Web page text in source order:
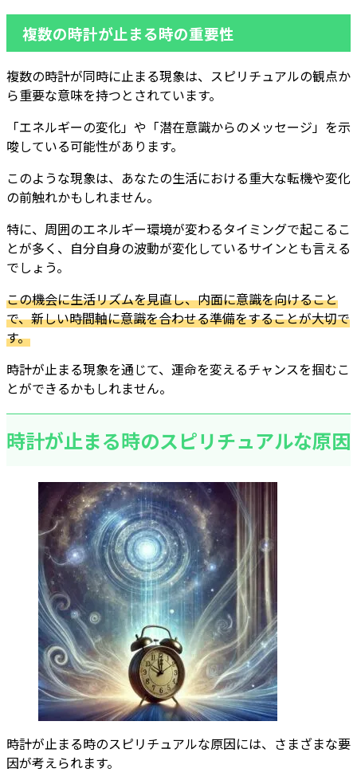
複数の時計が止まる時の重要性
複数の時計が同時に止まる現象は、スピリチュアルの観点か
ら重要な意味を持つとされています。
「エネルギーの変化」や「潜在意識からのメッセージ」を示
唆している可能性があります。
このような現象は、あなたの生活における重大な転機や変化
の前触れかもしれません。
特に、周囲のエネルギー環境が変わるタイミングで起こるこ
とが多く、自分自身の波動が変化しているサインとも言える
でしょう。
この機会に生活リズムを見直し、内面に意識を向けること
で、新しい時間軸に意識を合わせる準備をすることが大切で
す。
時計が止まる現象を通じて、運命を変えるチャンスを掴むこ
とができるかもしれません。
時計が止まる時のスピリチュアルな原因
時計が止まる時のスピリチュアルな原因には、さまざまな要
因が考えられます。